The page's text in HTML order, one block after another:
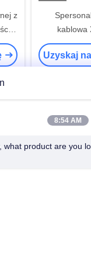
z
kablowa
nierdzewnej
Uzyskaj
8:54 AM
what product are you